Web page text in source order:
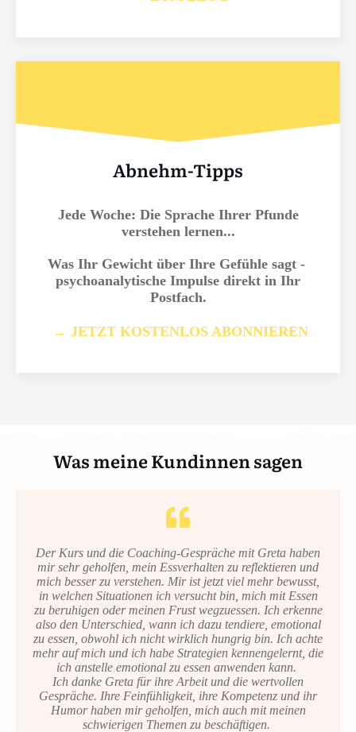
Abnehm-Tipps
Jede Woche: Die Sprache Ihrer Pfunde
verstehen lernen...
Was Ihr Gewicht über Ihre Gefühle sagt -
psychoanalytische Impulse direkt in Ihr
Postfach.
→ JETZT KOSTENLOS ABONNIEREN
Was meine Kundinnen sagen
Der Kurs und die Coaching-Gespräche mit Greta haben
mir sehr geholfen, mein Essverhalten zu reflektieren und
mich besser zu verstehen. Mir ist jetzt viel mehr bewusst,
in welchen Situationen ich versucht bin, mich mit Essen
zu beruhigen oder meinen Frust wegzuessen. Ich erkenne
also den Unterschied, wann ich dazu tendiere, emotional
zu essen, obwohl ich nicht wirklich hungrig bin. Ich achte
mehr auf mich und ich habe Strategien kennengelernt, die
ich anstelle emotional zu essen anwenden kann.
Ich danke Greta für ihre Arbeit und die wertvollen
Gespräche. Ihre Feinfühligkeit, ihre Kompetenz und ihr
Humor haben mir geholfen, mich auch mit meinen
schwierigen Themen zu beschäftigen.